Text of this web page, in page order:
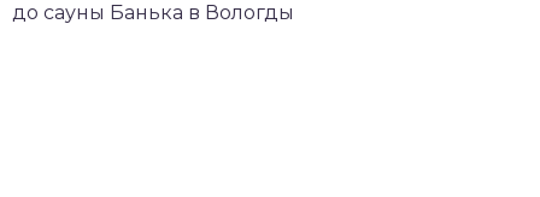
до сауны Банька в Вологды